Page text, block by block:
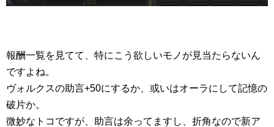
報酬一覧を見てて、特にこう欲しいモノが見当たらないん
ですよね。
ヴォルクスの助言+50にするか、或いはオーラにして記憶の
破片か。
微妙なトコですが、助言は余ってますし、折角なので新ア